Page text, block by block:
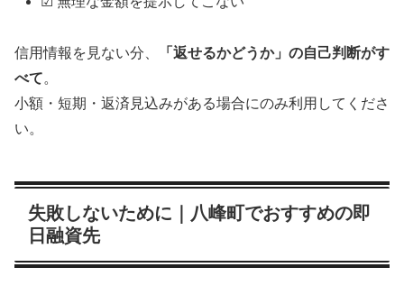
信用情報を見ない分、
「返せるかどうか」の自己判断がす
べて。
小額・短期・返済見込みがある場合にのみ利用してくださ
い。
失敗しないために｜八峰町でおすすめの即
日融資先